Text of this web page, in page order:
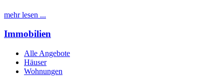
mehr lesen ...
Immobilien
Alle Angebote
Häuser
Wohnungen